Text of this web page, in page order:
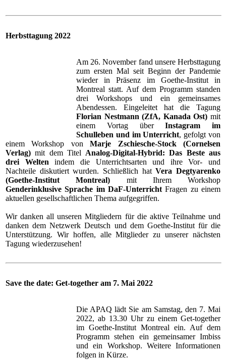
Herbsttagung 2022
Am 26. November fand unsere Herbsttagung
zum ersten Mal seit Beginn der Pandemie
wieder in Präsenz im Goethe-Institut in
Montreal statt. Auf dem Programm standen
drei Workshops und ein gemeinsames
Abendessen. Eingeleitet hat die Tagung
Florian Nestmann (ZfA, Kanada Ost) mit
einem Vortag überInstagram im
Schulleben und im Unterricht, gefolgt von
einem Workshop vonMarje Zschiesche-Stock (Cornelsen
Verlag) mit dem TitelAnalog-Digital-Hybrid: Das Beste aus
drei Weltenindem die Unterrichtsarten und ihre Vor- und
Nachteile diskutiert wurden. Schließlich hatVera Degtyarenko
(Goethe-Institut Montreal) mit Ihrem Workshop
Genderinklusive Sprache im DaF-UnterrichtFragen zu einem
aktuellen gesellschaftlichen Thema aufgegriffen.
Wir danken all unseren Mitgliedern für die aktive Teilnahme und
danken dem Netzwerk Deutsch und dem Goethe-Institut für die
Unterstützung. Wir hoffen, alle Mitglieder zu unserer nächsten
Tagung wiederzusehen!
Save the date: Get-together am 7. Mai 2022
Die APAQ lädt Sie am Samstag, den 7. Mai
2022, ab 13.30 Uhr zu einem Get-together
im Goethe-Institut Montreal ein. Auf dem
Programm stehen ein gemeinsamer Imbiss
und ein Workshop. Weitere Informationen
folgen in Kürze.